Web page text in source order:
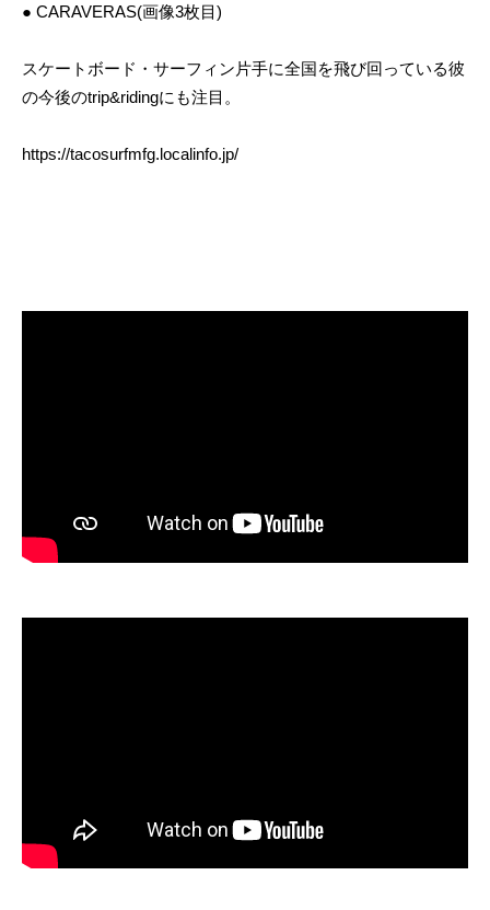
● CARAVERAS(画像3枚目)
スケートボード・サーフィン片手に全国を飛び回っている彼
の今後のtrip&ridingにも注目。
https://tacosurfmfg.localinfo.jp/